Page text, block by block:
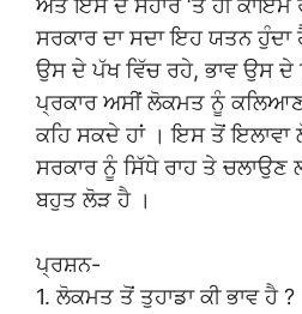
ਅਤੇ ਇਸ ਦੇ ਸਹਾਰੇ ‘ਤੇ ਹੀ ਕਾਇਮ
ਸਰਕਾਰ ਦਾ ਸਦਾ ਇਹ ਯਤਨ ਹੁੰਦਾ
ਉਸ ਦੇ ਪੱਖ ਵਿੱਚ ਰਹੇ, ਭਾਵ ਉਸ ਦੇ
ਪ੍ਰਕਾਰ ਅਸੀਂ ਲੋਕਮਤ ਨੂੰ
ਕਹਿ ਸਕਦੇ ਹਾਂ । ਇਸ ਤੋਂ ਇਲਾਵਾ
ਸਰਕਾਰ ਨੂੰ ਸਿੱਧੇ ਰਾਹ ਤੇ
ਬਹੁਤ ਲੋੜ ਹੈ ।
ਪ੍ਰਸ਼ਨ-
1. ਲੋਕਮਤ ਤੋਂ ਤੁਹਾਡਾ ਕੀ ਭਾਵ ਹੈ ?